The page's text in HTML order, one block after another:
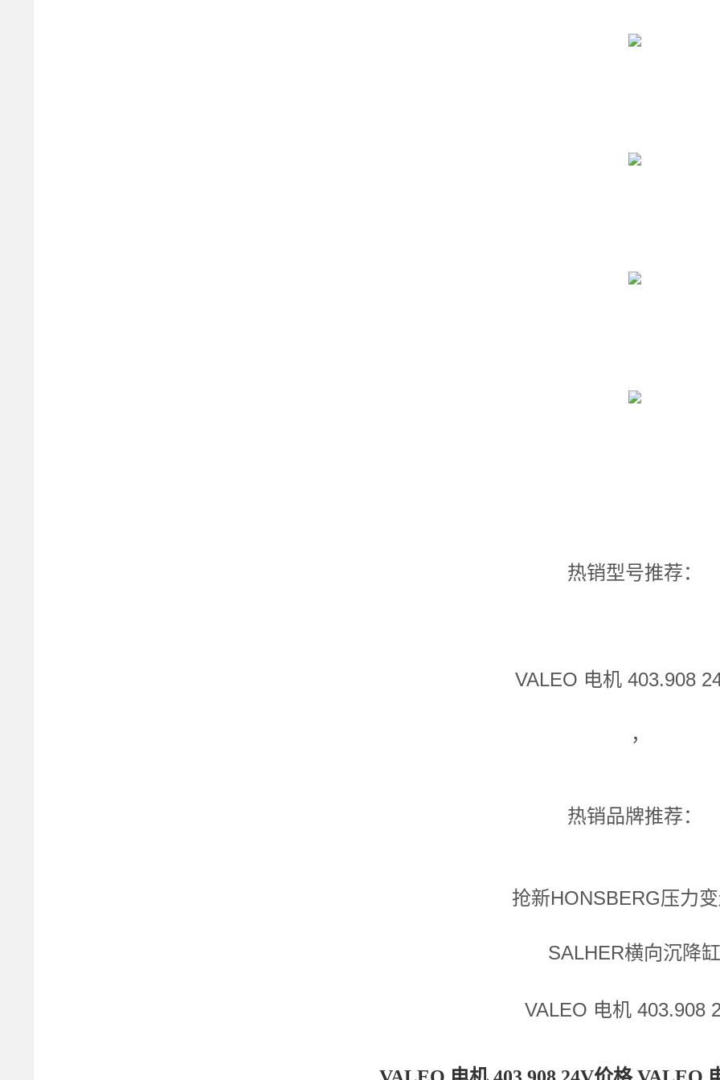
热销型号推荐：
VALEO 电机 403.908
，
热销品牌推荐：
抢新HONSBERG压力
SALHER横向沉降缸
VALEO 电机 403.908